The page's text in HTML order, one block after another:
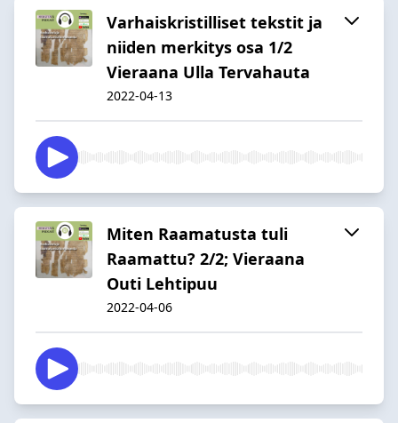
Varhaiskristilliset tekstit ja
niiden merkitys osa 1/2
Vieraana Ulla Tervahauta
2022-04-13
Miten Raamatusta tuli
Raamattu? 2/2; Vieraana
Outi Lehtipuu
2022-04-06